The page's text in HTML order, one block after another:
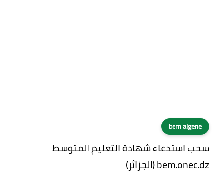
bem algerie
سحب استدعاء شهادة التعليم المتوسط
bem.onec.dz (الجزائر)